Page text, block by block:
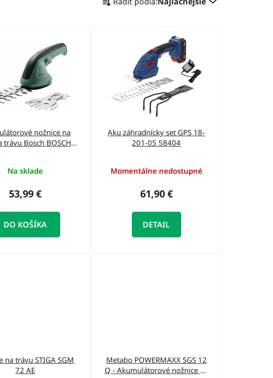
a
o
nožnice na
trávu Bosch BOSCH
Na sklade
53,99 €
DO KOŠÍKA
Aku záhradnícky set GPS 18-
201-05 58404
Momentálne nedostupné
61,90 €
DETAIL
na trávu STIGA SGM
72 AE
Metabo POWERMAXX SGS 12
Q - Akumulátorové nožnice na